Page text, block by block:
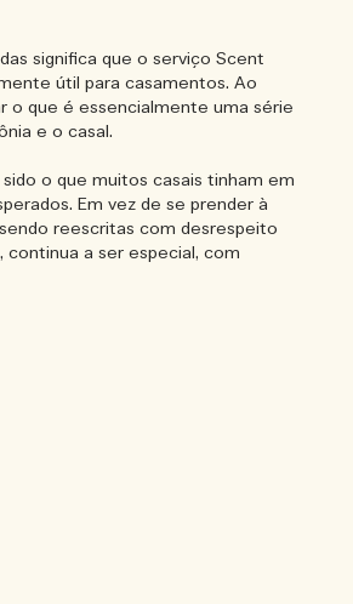
significa que o serviço Scent
útil para casamentos. Ao
o que é essencialmente uma série
e o casal.
o que muitos casais tinham em
Em vez de se prender à
reescritas com desrespeito
continua a ser especial, com